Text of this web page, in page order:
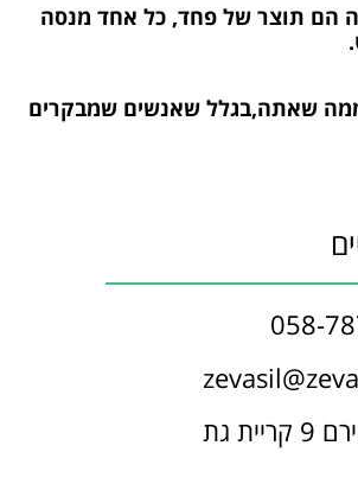
הם תוצר של פחד, כל אחד מנסה
שאתה,בגלל שאנשים שמבקרים
058-
גת